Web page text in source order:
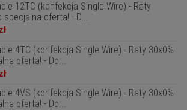
12TC (konfekcja Single Wire) - Raty
specjalna oferta! - D...
4TC (konfekcja Single Wire) - Raty 30x0%
oferta! - Do...
4VS (konfekcja Single Wire) - Raty 30x0%
oferta! - Do...